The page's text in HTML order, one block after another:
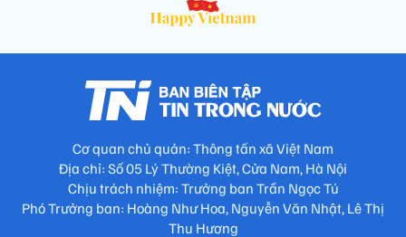
Cơ quan chủ quản: Thông tấn xã Việt Nam
Địa chỉ: Số 05 Lý Thường Kiệt, Cửa Nam, Hà Nội
Chịu trách nhiệm: Trưởng ban Trần Ngọc Tú
Phó Trưởng ban: Hoàng Như Hoa, Nguyễn Văn Nhật, Lê Thị
Thu Hương